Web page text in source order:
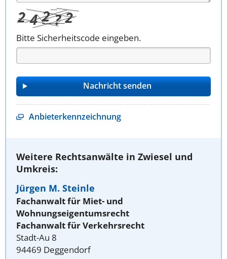
Bitte Sicherheitscode eingeben.
Anbieterkennzeichnung
Weitere Rechtsanwälte in Zwiesel und
Umkreis:
Jürgen M. Steinle
Fachanwalt für Miet- und
Wohnungseigentumsrecht
Fachanwalt für Verkehrsrecht
Stadt-Au 8
94469 Deggendorf